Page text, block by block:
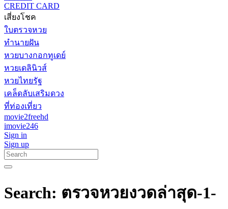
CREDIT CARD
เสี่ยงโชค
ใบตรวจหวย
ทำนายฝัน
หวยบางกอกทูเดย์
หวยเดลินิวส์
หวยไทยรัฐ
เคล็ดลับเสริมดวง
ที่ท่องเที่ยว
movie2freehd
imovie246
Sign in
Sign up
Search: ตรวจหวยงวดล่าสุด-1-